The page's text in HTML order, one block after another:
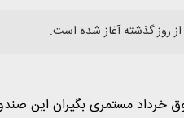
روز گذشته آغاز شده است.
خرداد مستمری بگیران این